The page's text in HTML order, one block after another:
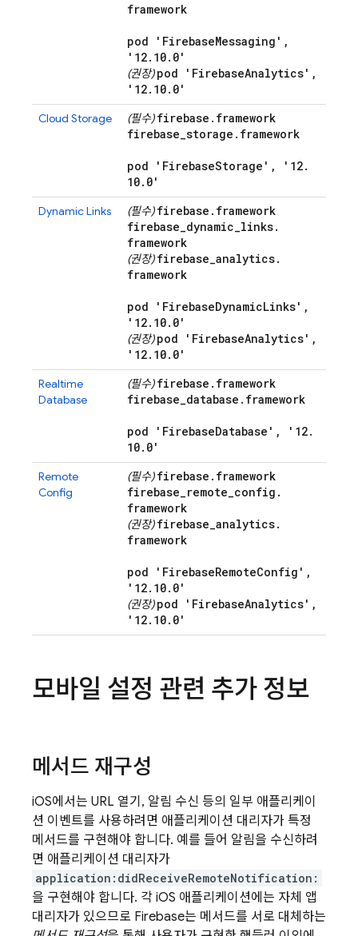
framework
pod 'FirebaseMessaging' ,
'12. 10. 0'
(권장) pod 'FirebaseAnalytics' ,
'12. 10. 0'
Cloud Storage (필수) firebase . framework
firebase_storage . framework
pod 'FirebaseStorage' , '12.
10. 0'
Dynamic Links (필수) firebase . framework
firebase_dynamic_links.
framework
(권장) firebase_analytics.
framework
pod 'FirebaseDynamicLinks' ,
'12. 10. 0'
(권장) pod 'FirebaseAnalytics' ,
'12. 10. 0'
Realtime
Database
(필수) firebase . framework
firebase_database . framework
pod 'FirebaseDatabase' , '12.
10. 0'
Remote
Config
(필수) firebase . framework
firebase_remote_config .
framework
(권장) firebase_analytics.
framework
pod 'FirebaseRemoteConfig' ,
'12. 10. 0'
(권장) pod 'FirebaseAnalytics' ,
'12. 10. 0'
모바일 설정 관련 추가 정보
메서드 재구성
iOS에서는 URL 열기, 알림 수신 등의 일부 애플리케이
션 이벤트를 사용하려면 애플리케이션 대리자가 특정
메서드를 구현해야 합니다. 예를 들어 알림을 수신하려
면 애플리케이션 대리자가
application:didReceiveRemoteNotification:
을 구현해야 합니다. 각 iOS 애플리케이션에는 자체 앱
대리자가 있으므로 Firebase는 메서드를 서로 대체하는